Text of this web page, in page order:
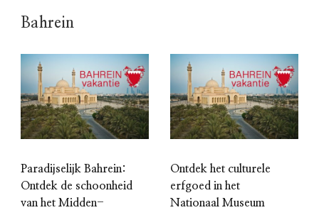
Bahrein
Paradijselijk Bahrein:
Ontdek de schoonheid
van het Midden-
Ontdek het culturele
erfgoed in het
Nationaal Museum